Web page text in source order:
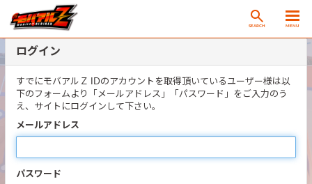
SEARCH MENU
ログイン
すでにモバアルＺ IDのアカウントを取得頂いているユーザー様は以
下のフォームより「メールアドレス」「パスワード」をご入力のう
え、サイトにログインして下さい。
メールアドレス
パスワード